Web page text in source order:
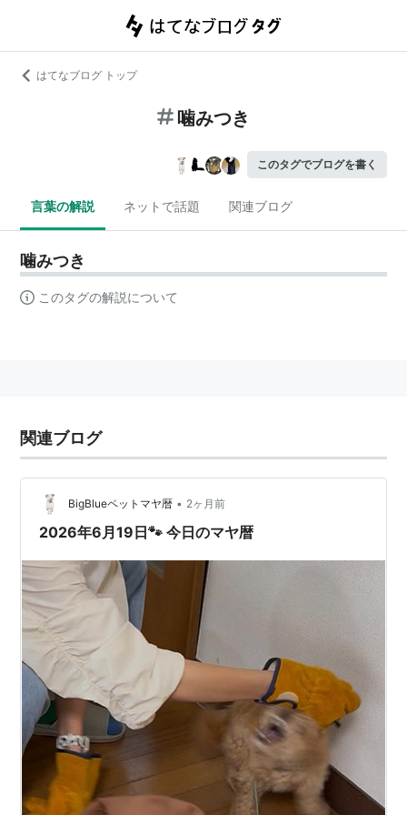
はてなブログ トップ
噛みつき
このタグでブログを書く
言葉の解説 ネットで話題 関連ブログ
噛みつき
このタグの解説について
関連ブログ
BigBlueペットマヤ暦 • 2ヶ月前
2026年6月19日🐾 今日のマヤ暦